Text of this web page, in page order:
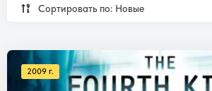
Сортировать по: Новые
2009 г.